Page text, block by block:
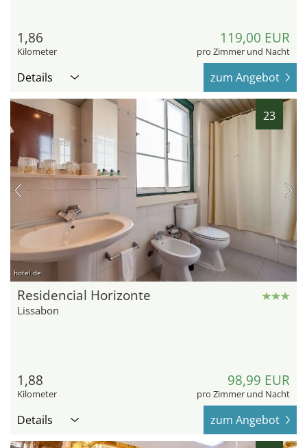
1,86
Kilometer
119,00 EUR
pro Zimmer und Nacht
Details zum Angebot
23
hotel.de
Residencial Horizonte
Lissabon
1,88
Kilometer
98,99 EUR
pro Zimmer und Nacht
Details zum Angebot